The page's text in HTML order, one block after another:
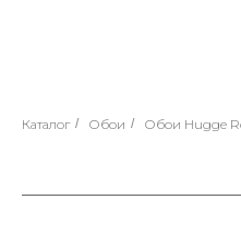
Каталог / Обои / Обои Hugge